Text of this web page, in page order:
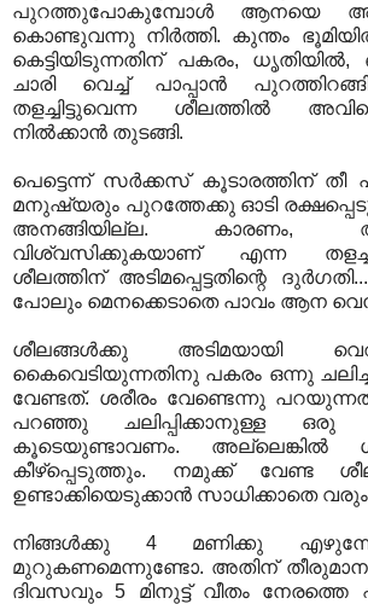
പുറത്തുപോകുമ്പോള്‍ ആനയെ
കൊണ്ടുവന്നു നിര്‍ത്തി. കുന്തം
കെട്ടിയിടുന്നതിന്‌ പകരം,
ചാരി വെച്ച്‌ പാപ്പാന്‍
തളച്ചിട്ടുവെന്ന ശീലത്തില്‍
നില്‍ക്കാന്‍ തുടങ്ങി.
പെട്ടെന്ന്‌ സര്‍ക്കസ്‌ കൂടാരത്തിന്‌ തീ
മനുഷ്യരും പുറത്തേക്കു ഓടി
അനങ്ങിയില്ല.
വിശ്വസിക്കുകയാണ്‌ എന്ന
ശീലത്തിന്‌ അടിമപ്പെട്ടതിന്റെ
പോലും മെനക്കെടാതെ പാവം ആന
ശീലങ്ങള്‍ക്കു അടിമയായി
കൈവെടിയുന്നതിനു പകരം ഒന്നു
വേണ്ടത്‌. ശരീരം വേണ്ടെന്നു
പറഞ്ഞു ചലിപ്പിക്കാനുള്ള
കൂടെയുണ്ടാവണം. അല്ലെങ്കില്‍
കീഴ്‌പ്പെടുത്തും. നമുക്ക്‌ വേണ്ട
ഉണ്ടാക്കിയെടുക്കാന്‍ സാധിക്കാതെ
നിങ്ങള്‍ക്കു 4 മണിക്കു
മുറുകണമെന്നുണ്ടോ. അതിന്‌
ദിവസവും 5 മിനുട്ട്‌ വീതം നേരത്തെ